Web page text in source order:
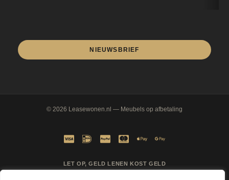
NIEUWSBRIEF
© 2026 Leasewonen.nl — Meubels op afbetaling
LET OP, GELD LENEN KOST GELD